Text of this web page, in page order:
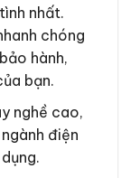
nhất.
chóng
hành,
bạn.
nghề cao,
điện